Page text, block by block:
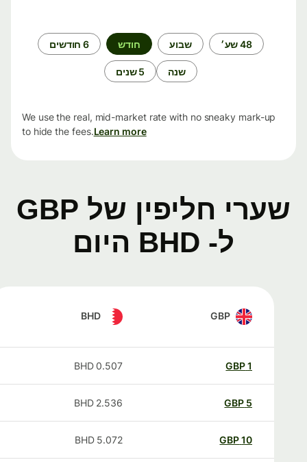
48 שע׳ שבוע חודש 6 חודשים
שנה 5 שנים
We use the real, mid-market rate with no sneaky mark-up
to hide the fees.Learn more
שערי חליפין של GBP
ל- BHD היום
GBP
BHD
GBP
0.507
BHD
GBP
2.536
BHD
GBP
5.072
BHD